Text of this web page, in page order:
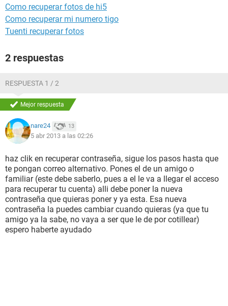
Como recuperar fotos de hi5
Como recuperar mi numero tigo
Tuenti recuperar fotos
2 respuestas
RESPUESTA 1 / 2
Mejor respuesta
nare24 13
5 abr 2013 a las 02:26
haz clik en recuperar contraseña, sigue los pasos hasta que
te pongan correo alternativo. Pones el de un amigo o
familiar (este debe saberlo, pues a el le va a llegar el acceso
para recuperar tu cuenta) alli debe poner la nueva
contraseña que quieras poner y ya esta. Esa nueva
contraseña la puedes cambiar cuando quieras (ya que tu
amigo ya la sabe, no vaya a ser que le de por cotillear)
espero haberte ayudado